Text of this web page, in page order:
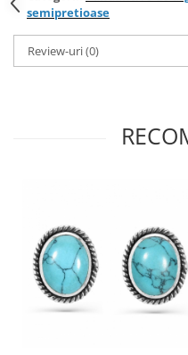
semipretioase
Review-uri(0)